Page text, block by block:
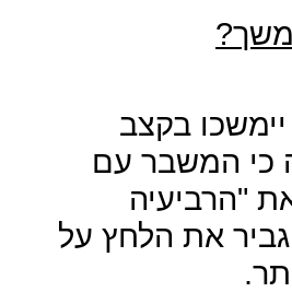
בקצב
כי המשבר עם
"הרביעיה
את הלחץ על